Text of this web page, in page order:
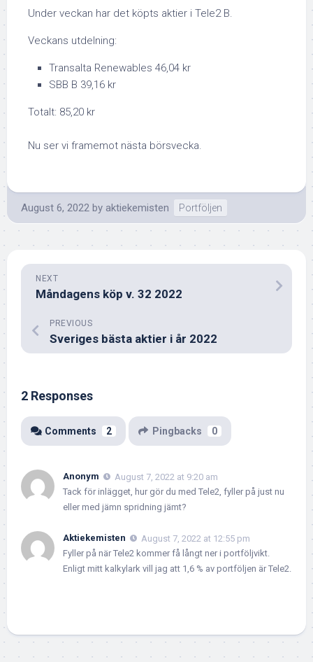
Under veckan har det köpts aktier i Tele2 B.
Veckans utdelning:
Transalta Renewables 46,04 kr
SBB B 39,16 kr
Totalt: 85,20 kr
Nu ser vi framemot nästa börsvecka.
August 6, 2022 by aktiekemisten Portföljen
NEXT
Måndagens köp v. 32 2022
PREVIOUS
Sveriges bästa aktier i år 2022
2 Responses
Comments 2 Pingbacks 0
Anonym
August 7, 2022 at 9:20 am
Tack för inlägget, hur gör du med Tele2, fyller på just nu
eller med jämn spridning jämt?
Aktiekemisten
August 7, 2022 at 12:55 pm
Fyller på när Tele2 kommer få långt ner i portföljvikt.
Enligt mitt kalkylark vill jag att 1,6 % av portföljen är Tele2.